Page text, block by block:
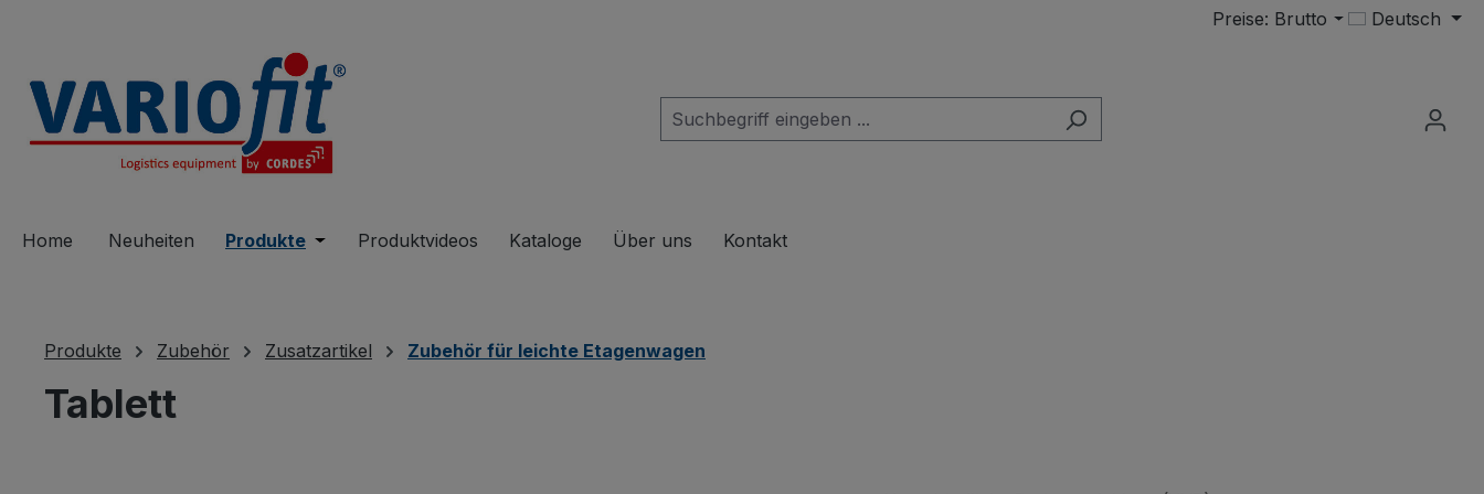
Preise: Brutto Deutsch
Home Neuheiten Produkte Öffne oder Schließe das Dropdown der Kategorie Produkte
Produktvideos Kataloge Über uns Kontakt
Produkte Zubehör Zusatzartikel Zubehör für leichte Etagenwagen
Tablett